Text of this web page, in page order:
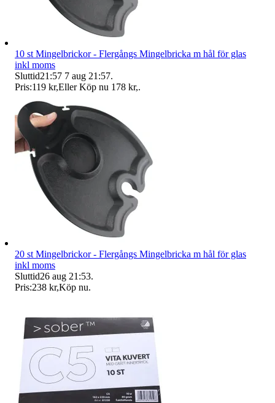
10 st Mingelbrickor - Flergångs Mingelbricka m hål för glas
inkl moms
Sluttid21:57 7 aug 21:57.
Pris:119 kr,Eller Köp nu 178 kr,.
20 st Mingelbrickor - Flergångs Mingelbricka m hål för glas
inkl moms
Sluttid26 aug 21:53.
Pris:238 kr,Köp nu.